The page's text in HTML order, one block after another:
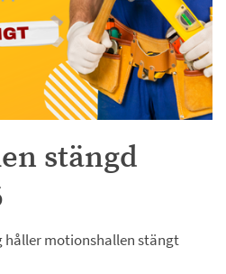
stängd
håller motionshallen stängt